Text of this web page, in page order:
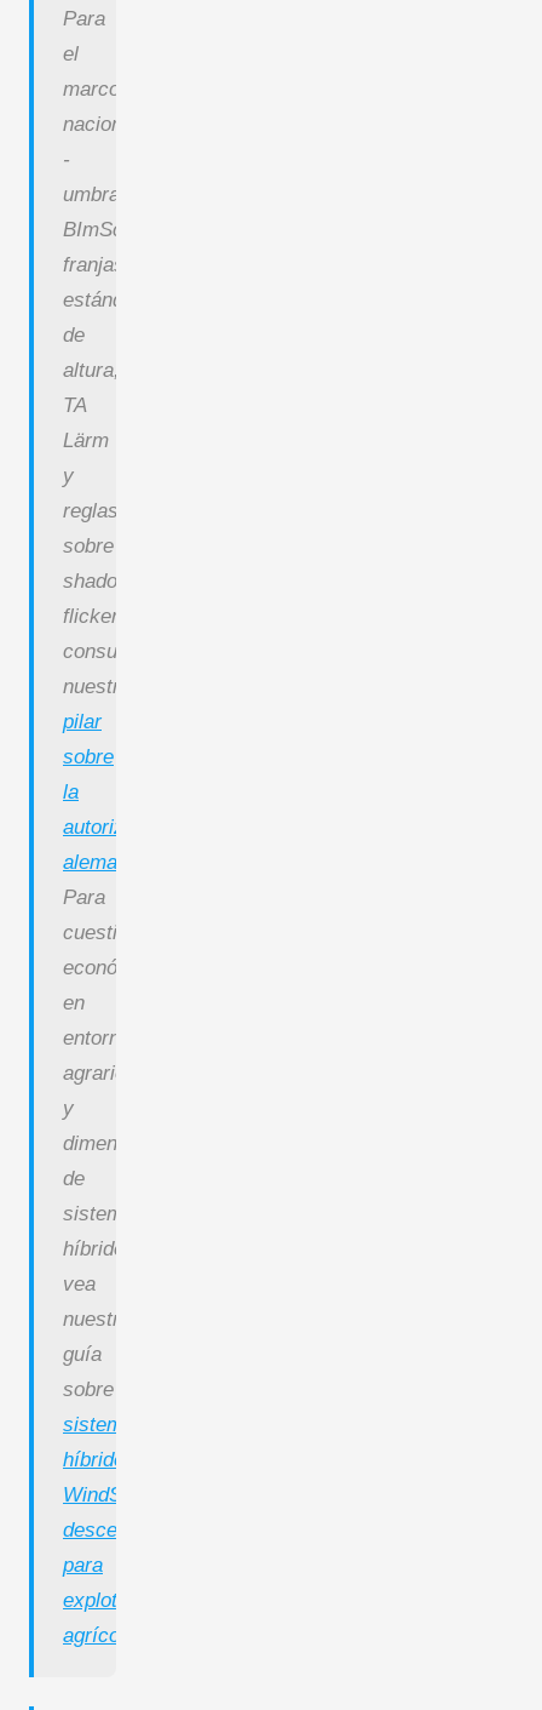
Para
el
marco
nacional
-
umbrales
BImSchG,
franjas
estándar
de
altura,
TA
Lärm
y
reglas
sobre
shadow
flicker
consulte
nuestro
pilar
sobre
la
autorización
alemana
Para
cuestiones
económicas
en
entornos
agrarios
y
dimensionamiento
de
sistemas
híbridos,
vea
nuestra
guía
sobre
sistemas
híbridos
WindSun
descentralizados
para
explotaciones
agrícolas